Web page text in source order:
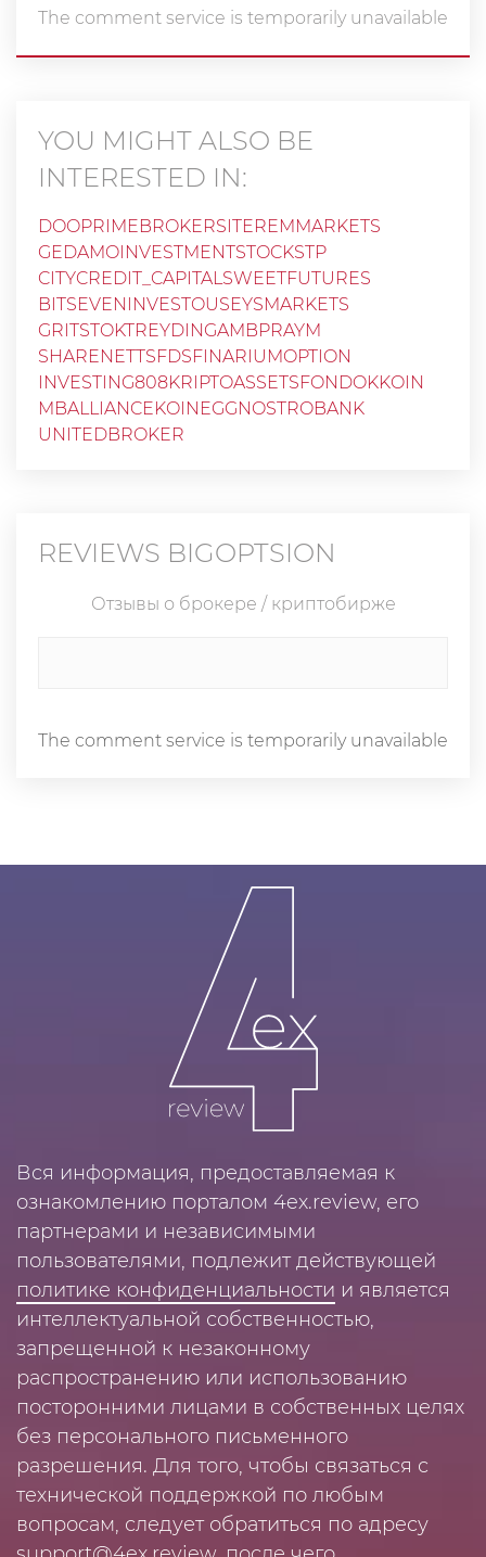
The comment service is temporarily unavailable
YOU MIGHT ALSO BE
INTERESTED IN:
DOOPRIMEBROKERSITEREMMARKETS
GEDAMOINVESTMENTSTOCKSTP
CITYCREDIT_CAPITALSWEETFUTURES
BITSEVEN INVESTOUSEYSMARKETS
GRITSTOKTREYDINGAMBPRAYM
SHARENETTSFDSFINARIUMOPTION
INVESTING808KRIPTOASSETSFONDOKKOIN
MBALLIANCEKOINEGGNOSTROBANK
UNITEDBROKER
REVIEWS BIGOPTSION
Отзывы о брокере / криптобирже
The comment service is temporarily unavailable
Вся информация, предоставляемая к
ознакомлению порталом 4ex.review, его
партнерами и независимыми
пользователями, подлежит действующей
политике конфиденциальности и является
интеллектуальной собственностью,
запрещенной к незаконному
распространению или использованию
посторонними лицами в собственных целях
без персонального письменного
разрешения. Для того, чтобы связаться с
технической поддержкой по любым
вопросам, следует обратиться по адресу